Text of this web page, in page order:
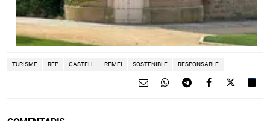
TURISME REP CASTELL REMEI SOSTENIBLE RESPONSABLE